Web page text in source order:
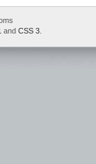
and CSS 3